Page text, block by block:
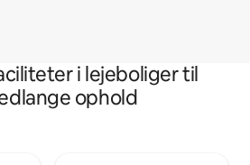
i lejeboliger til
ophold